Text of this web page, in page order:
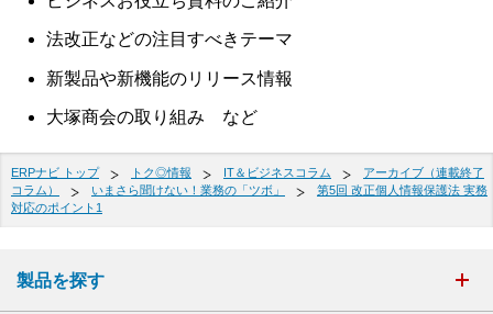
法改正などの注目すべきテーマ
新製品や新機能のリリース情報
大塚商会の取り組み など
ERPナビ トップ トク◎情報 IT＆ビジネスコラム
アーカイブ（連載終了
コラム）
いまさら聞けない！業務の「ツボ」
第5回 改正個人情報保護法 実務
対応のポイント1
製品を探す